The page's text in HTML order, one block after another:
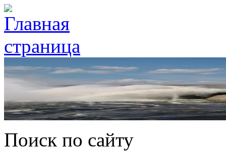
Поиск по сайту